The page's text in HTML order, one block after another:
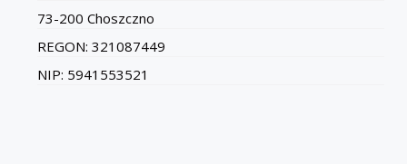
73-200 Choszczno
REGON: 321087449
NIP: 5941553521